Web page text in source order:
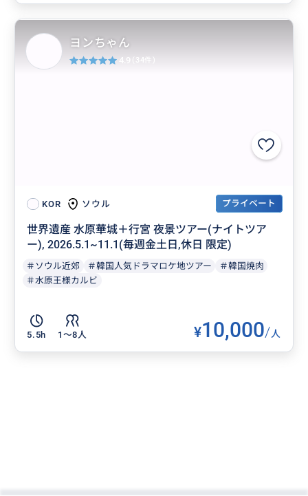
KOR ソウル プライベート
世界遺産 水原華城＋行宮 夜景ツアー(ナイトツア
ー), 2026.5.1~11.1(毎週金土日,休日 限定)
＃ソウル近郊 ＃韓国人気ドラマロケ地ツアー
＃韓国焼肉
＃水原王様カルビ
5.5h 1〜8人 ¥10,000/人
ヨンちゃん
4.9 (34件)